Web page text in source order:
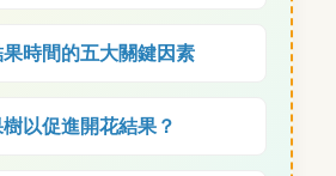
時間的五大關鍵因素
以促進開花結果？